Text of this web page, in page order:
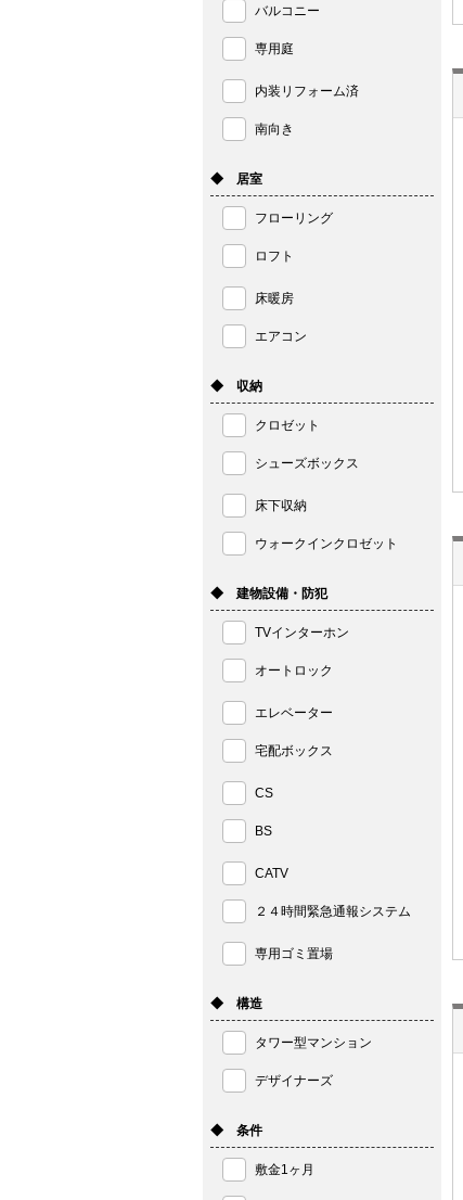
バルコニー
専用庭
内装リフォーム済
南向き
◆ 居室
フローリング
ロフト
床暖房
エアコン
◆ 収納
クロゼット
シューズボックス
床下収納
ウォークインクロゼット
◆ 建物設備・防犯
TVインターホン
オートロック
エレベーター
宅配ボックス
CS
BS
CATV
２４時間緊急通報システム
専用ゴミ置場
◆ 構造
タワー型マンション
デザイナーズ
◆ 条件
敷金1ヶ月